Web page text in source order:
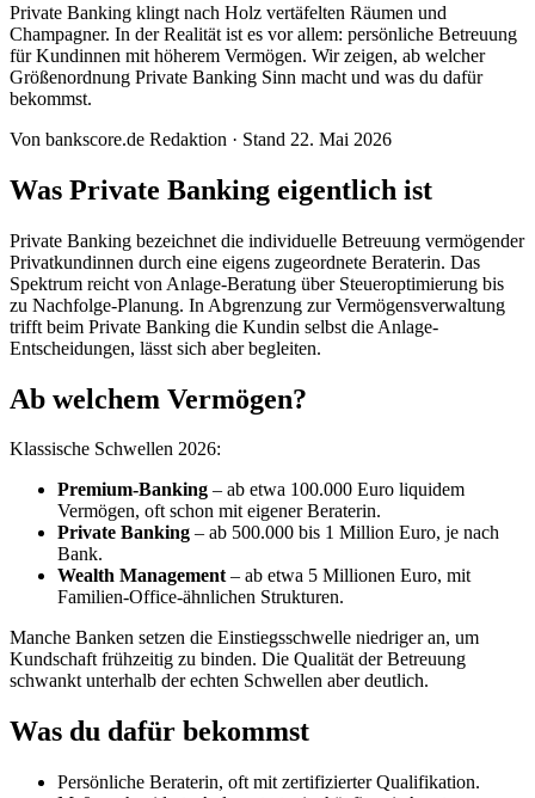
Private Banking klingt nach Holz vertäfelten Räumen und
Champagner. In der Realität ist es vor allem: persönliche Betreuung
für Kundinnen mit höherem Vermögen. Wir zeigen, ab welcher
Größenordnung Private Banking Sinn macht und was du dafür
bekommst.
Von bankscore.de Redaktion · Stand 22. Mai 2026
Was Private Banking eigentlich ist
Private Banking bezeichnet die individuelle Betreuung vermögender
Privatkundinnen durch eine eigens zugeordnete Beraterin. Das
Spektrum reicht von Anlage-Beratung über Steueroptimierung bis
zu Nachfolge-Planung. In Abgrenzung zur Vermögensverwaltung
trifft beim Private Banking die Kundin selbst die Anlage-
Entscheidungen, lässt sich aber begleiten.
Ab welchem Vermögen?
Klassische Schwellen 2026:
Premium-Banking – ab etwa 100.000 Euro liquidem
Vermögen, oft schon mit eigener Beraterin.
Private Banking – ab 500.000 bis 1 Million Euro, je nach
Bank.
Wealth Management– ab etwa 5 Millionen Euro, mit
Familien-Office-ähnlichen Strukturen.
Manche Banken setzen die Einstiegsschwelle niedriger an, um
Kundschaft frühzeitig zu binden. Die Qualität der Betreuung
schwankt unterhalb der echten Schwellen aber deutlich.
Was du dafür bekommst
Persönliche Beraterin, oft mit zertifizierter Qualifikation.